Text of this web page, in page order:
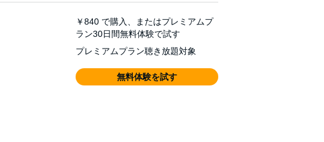
￥840 で購入、またはプレミアムプ
ラン30日間無料体験で試す
プレミアムプラン聴き放題対象
無料体験を試す